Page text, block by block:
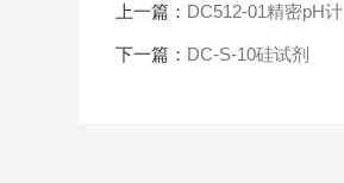
上一篇： DC512-01精密pH计
下一篇： DC-S-10硅试剂